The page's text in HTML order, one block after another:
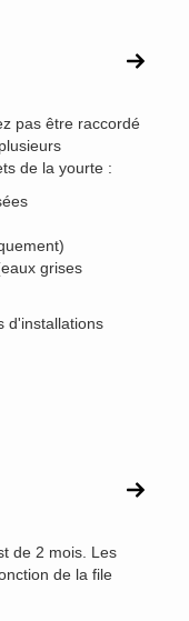
pas être raccordé
de la yourte :
grises
d'installations
de 2 mois. Les
de la file